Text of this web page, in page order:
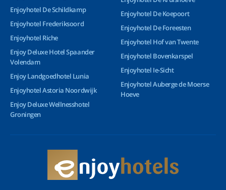
Enjoyhotel De Schildkamp
Enjoyhotel Frederiksoord
Enjoyhotel Riche
Enjoy Deluxe Hotel Spaander
Volendam
Enjoy Landgoedhotel Lunia
Enjoyhotel Astoria Noordwijk
Enjoy Deluxe Wellnesshotel
Groningen
Enjoyhotel De Koepoort
Enjoyhotel De Foreesten
Enjoyhotel Hof van Twente
Enjoyhotel Bovenkarspel
Enjoyhotel Ie-Sicht
Enjoyhotel Auberge de Moerse
Hoeve